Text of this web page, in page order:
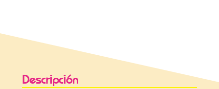
Descripción